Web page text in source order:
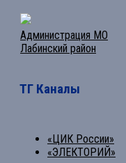
Администрация МО
Лабинский район
ТГ Каналы
«ЦИК России»
«ЭЛЕКТОРИЙ»